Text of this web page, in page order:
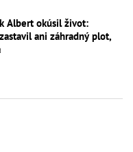
Albert okúsil život:
ani záhradný plot,